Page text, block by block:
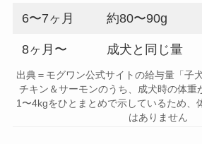
6〜7ヶ月 約80〜90g
8ヶ月〜 成犬と同じ量
出典＝モグワン公式サイトの給与量「子
チキン＆サーモンのうち、成犬時の体重
1〜4kgをひとまとめで示しているため、
はありません